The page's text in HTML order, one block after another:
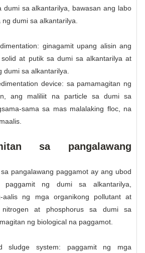
dumi sa alkantarilya, bawasan ang labo
dumi sa alkantarilya.
ginagamit upang alisin ang
at putik sa dumi sa alkantarilya at
dumi sa alkantarilya.
device: sa pamamagitan ng
ang maliliit na particle sa dumi sa
sama sa mas malalaking floc, na
sa pangalawang
pangalawang paggamot ay ang ubod
ng dumi sa alkantarilya,
aalis ng mga organikong pollutant at
at phosphorus sa dumi sa
ng biological na paggamot.
system: paggamit ng mga